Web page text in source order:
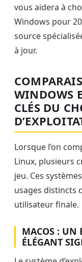
vous aidera à
Windows pour
source
à jour.
WINDOWS
CLÉS DU
Lorsque l’on
Linux, plusieurs
jeu. Ces
usages distincts
utilisateur finale.
MACOS : UN
ÉLÉGANT